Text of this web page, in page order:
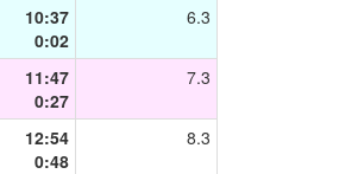
10:37
0:02
6.3
11:47
0:27
7.3
12:54
0:48
8.3